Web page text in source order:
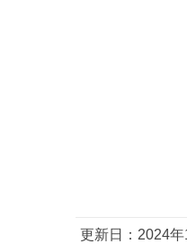
更新日：2024年